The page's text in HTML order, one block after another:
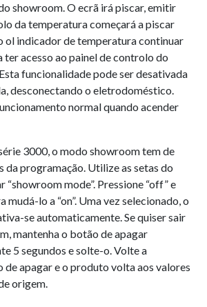
showroom. O ecrã irá piscar, emitir
da temperatura começará a piscar
ol indicador de temperatura continuar
ter acesso ao painel de controlo do
funcionalidade pode ser desativada
desconectando o eletrodoméstico.
normal quando acender
3000, o modo showroom tem de
da programação. Utilize as setas do
“showroom mode”. Pressione “off” e
mudá-lo a “on”. Uma vez selecionado, o
se automaticamente. Se quiser sair
mantenha o botão de apagar
5 segundos e solte-o. Volte a
de apagar e o produto volta aos valores
origem.